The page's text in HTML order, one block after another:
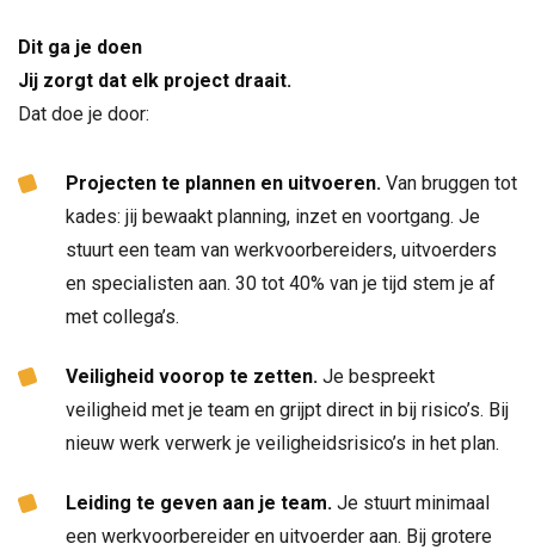
Dit ga je doen
Jij zorgt dat elk project draait.
Dat doe je door:
Projecten te plannen en uitvoeren. Van bruggen tot
kades: jij bewaakt planning, inzet en voortgang. Je
stuurt een team van werkvoorbereiders, uitvoerders
en specialisten aan. 30 tot 40% van je tijd stem je af
met collega’s.
Veiligheid voorop te zetten. Je bespreekt
veiligheid met je team en grijpt direct in bij risico’s. Bij
nieuw werk verwerk je veiligheidsrisico’s in het plan.
Leiding te geven aan je team. Je stuurt minimaal
een werkvoorbereider en uitvoerder aan. Bij grotere